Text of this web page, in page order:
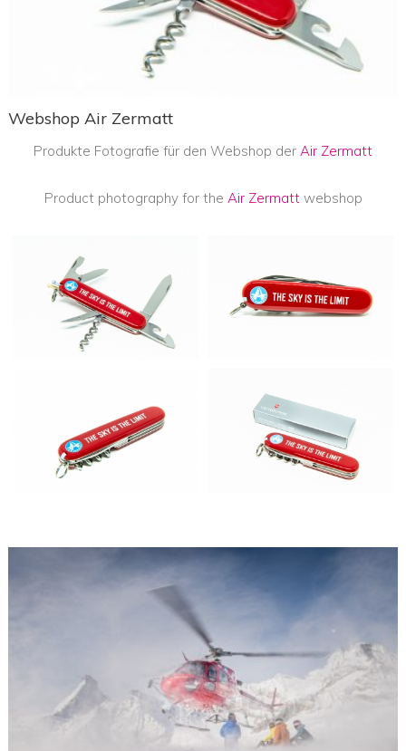
Webshop Air Zermatt
Produkte Fotografie für den Webshop der Air Zermatt
Product photography for the Air Zermattwebshop